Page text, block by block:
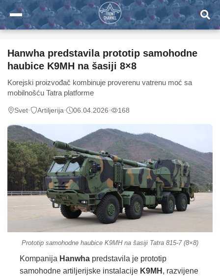
Hanwha predstavila prototip samohodne
haubice K9MH na šasiji 8×8
Korejski proizvođač kombinuje proverenu vatrenu moć sa
mobilnošću Tatra platforme
Svet• Artiljerija• 06.04.2026• 168
Prototip samohodne haubice K9MH na šasiji Tatra 815‑7 (8×8)
Kompanija Hanwha predstavila je prototip
samohodne artiljerijske instalacije K9MH , razvijene